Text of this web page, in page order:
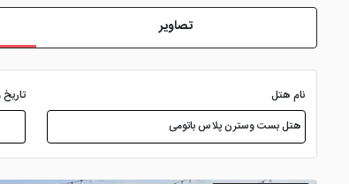
تصاویر
نام هتل